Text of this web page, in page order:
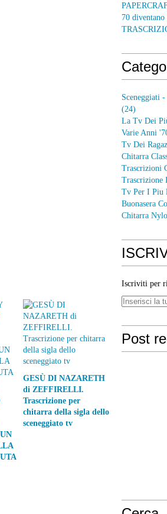
GESÙ DI NAZARETH
di ZEFFIRELLI.
Trascrizione per
chitarra della sigla dello
sceneggiato tv
70 diventano
Sceneggiati
(24)
La Tv Dei
Varie Anni
Tv Dei
Chitarra
Trascrizioni
Trascrizione
Tv Per I Piu
Buonasera
Chitarra
Iscriviti per
Post